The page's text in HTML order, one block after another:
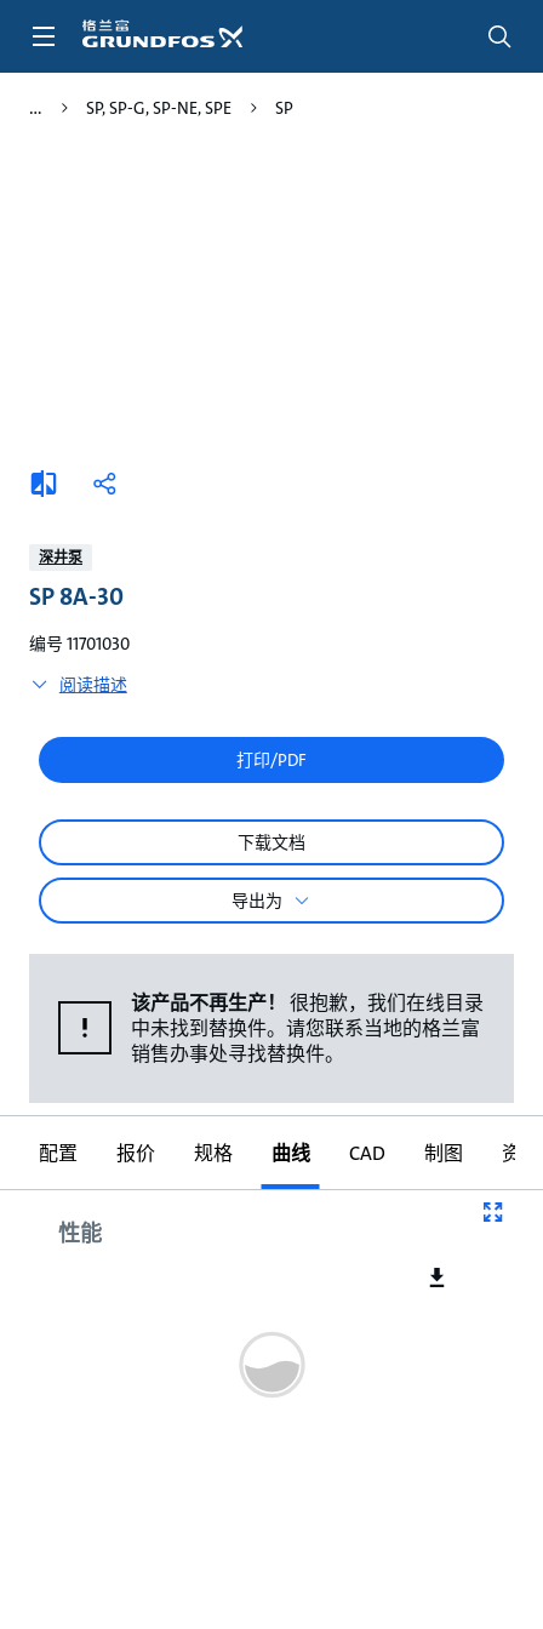
SP, SP-G, SP-NE, SPE SP
添
加
较
分
深井泵
SP 8A-30
编号 11701030
阅读描述
打印/PDF
下载文档
导出为
该产品不再生产！
很抱歉，我们在线目录
中未找到替换件。请您联系当地的格兰富
销售办事处寻找替换件。
配置 报价 规格 曲线 CAD 制图 资料
性能